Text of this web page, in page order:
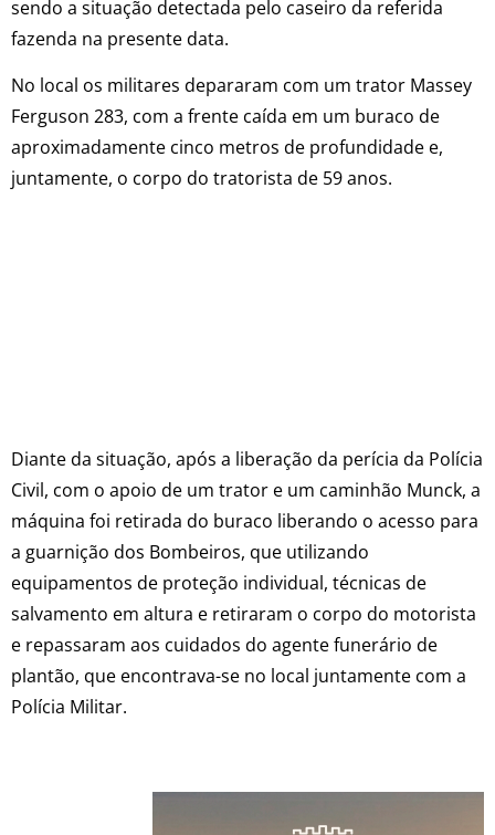
sendo a situação detectada pelo caseiro da referida
fazenda na presente data.
No local os militares depararam com um trator Massey
Ferguson 283, com a frente caída em um buraco de
aproximadamente cinco metros de profundidade e,
juntamente, o corpo do tratorista de 59 anos.
Diante da situação, após a liberação da perícia da Polícia
Civil, com o apoio de um trator e um caminhão Munck, a
máquina foi retirada do buraco liberando o acesso para
a guarnição dos Bombeiros, que utilizando
equipamentos de proteção individual, técnicas de
salvamento em altura e retiraram o corpo do motorista
e repassaram aos cuidados do agente funerário de
plantão, que encontrava-se no local juntamente com a
Polícia Militar.